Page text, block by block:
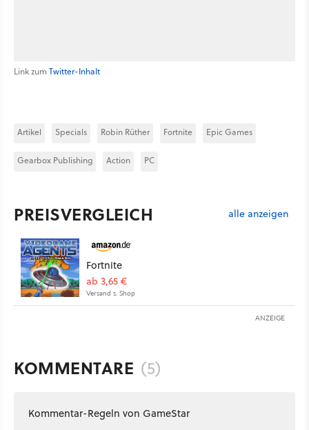
Link zum Twitter-Inhalt
Artikel Specials Robin Rüther Fortnite Epic Games
Gearbox Publishing Action PC
PREISVERGLEICH alle anzeigen
Fortnite
ab 3,65 €
Versand s. Shop
ANZEIGE
KOMMENTARE (5)
Kommentar-Regeln von GameStar